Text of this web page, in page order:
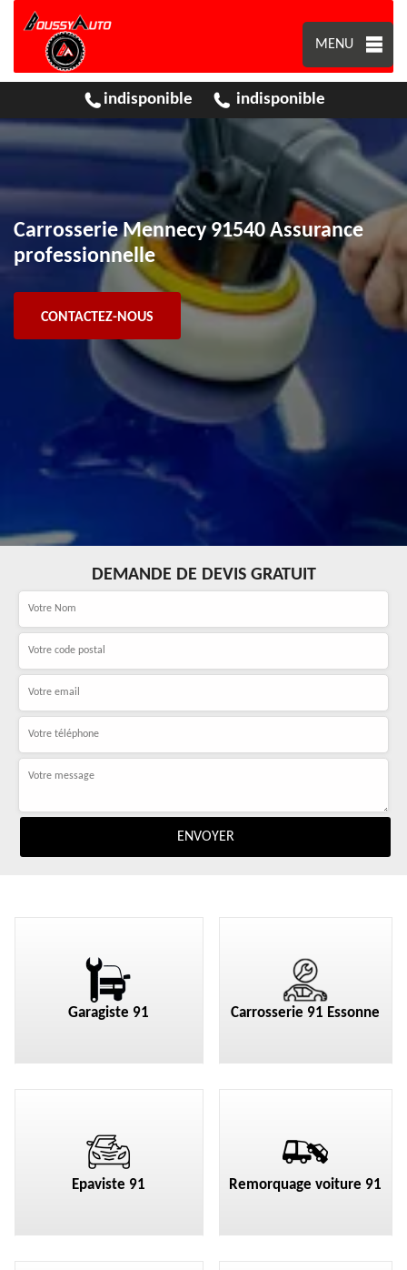
MENU
indisponible indisponible
Carrosserie Mennecy 91540 Assurance
professionnelle
CONTACTEZ-NOUS
DEMANDE DE DEVIS GRATUIT
Garagiste 91 Carrosserie 91 Essonne
Epaviste 91 Remorquage voiture 91